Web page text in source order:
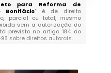
para Reforma de
Bonifácio" é de direito
parcial ou total, mesmo
sem a autorização do
previsto no artigo 184 do
98 sobre direitos autorais.